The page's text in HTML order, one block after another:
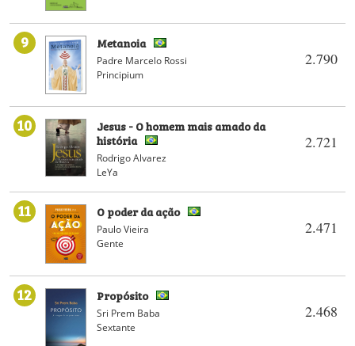
9
2.790
Metanoia
Padre Marcelo Rossi
Principium
10
2.721
Jesus - O homem mais amado da
história
Rodrigo Alvarez
LeYa
11
2.471
O poder da ação
Paulo Vieira
Gente
12
2.468
Propósito
Sri Prem Baba
Sextante